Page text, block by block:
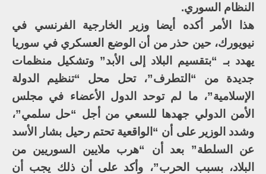
النظام السوري.
هذا الأمر أكده أيضا وزير الخارجية الفرنسي في
نيويورك، حين حذر من أن الوضع العسكري في سوريا
يهدد بـ “بتقسيم البلاد إلى الأبد” وتشكيل منظمات
جديدة من “التطرف”، تحل محل “تنظيم الدولة
الإسلامية”، ما لم توحد الدول الأعضاء في مجلس
الأمن الدولي جهدها للسعي من أجل “حل سلمي”،
وشدد الوزير على أن “الواقعية تحتم رحيل بشار الأسد
عن السلطة” بعد أن “هرب ملايين السوريين من
البلاد، بسبب الحرب”، وأكد على أن ذلك يجب أن